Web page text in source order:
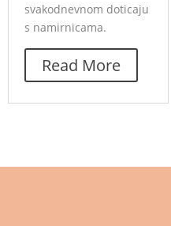
svakodnevnom doticaju
s namirnicama.
Read More